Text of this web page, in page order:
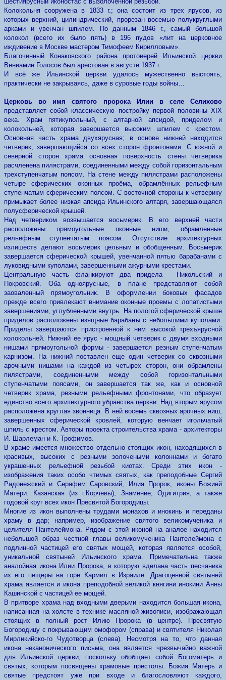
Колокольня сооружена в 1833 г.; она состоит из трех ярусов, из
которых верхний, цилиндрический, прорезан восемью полукруглыми
арками и увенчан шпилем. По данным 1846 г., самый большой
колокол (всего их было пять) в 196 пудов «лит на церковное
иждивение в Москве мастером Тимофеем Кирилловым».
Благочинный Конаковского района протоиерей Ильинской церкви
Вениамин Голосов был арестован в августе 1937 г.
И всё же Ильинской церкви удалось мужественно выстоять,
практически не закрываясь, даже в суровые годы войны…
Церковь во имя святого пророка Илии в селе Селихово
представляет собой классическую постройку первой половины XIX
века. Храм пятикупольный, с алтарной апсидой, приделом и
колокольней, которая завершается высоким шпилем с крестом.
Основная часть храма двухярусная; в основе нижней находится
четверик, завершающийся со всех сторон фронтонами. С южной и
северной сторон храма основная поверхность стены четверика
расчленена пилястрами, соединенными между собой горизонтальным
трехступенчатым поясом. На стене между пилястрами расположены
четыре сферических оконных проёма, обрамлённых рельефным
ступенчатым сферическим поясом. С восточной стороны к четверику
примыкает более низкая апсида Ильинского алтаря, завершающаяся
полусферической крышей.
Над четвериком возвышается восьмерик. В его верхней части
расположены прямоугольные оконные ниши, обрамленные
рельефным ступенчатым поясом. Отсутствие архитектурных
излишеств делают восьмерик цельным и обобщенным. Восьмерик
завершается сферической крышей, увенчанной пятью барабанами с
луковидными куполами, завершенными ажурными крестами.
Центральную часть фланкируют два придела - Никольский и
Покровский. Оба одноярусные, в плане представляют собой
заоваленный прямоугольник. В оформлении боковых фасадов
прежде всего привлекают внимание оконные проемы с лопатистыми
завершениями, углубленными внутрь. На пологой сферической крыше
приделов расположены изящные барабаны с небольшими куполами.
Приделы завершаются пристроенной к ним высокой трехъярусной
колокольней. Нижний ее ярус - мощный четверик с двумя входными
нишами прямоугольной формы - завершается резным ступенчатым
карнизом. На нижний поставлен еще один четверик со сквозными
арочными нишами на каждой из четырех сторон, они обрамлены
пилястрами, соединенными между собой горизонтальными
ступенчатыми поясами, он завершается так же, как и основной
четверик храма, резными рельефными фронтонами, что образует
единство всего архитектурного убранства церкви. Над вторым ярусом
расположена круглая звонница. В ней восемь сквозных арочных ниш,
завершенных сферической кровлей, которую венчает игольчатый
шпиль с крестом. Авторы проекта строительства храма - архитекторы
И. Шарлеман и К. Трофимов.
В храме имеется множество отдельно стоящих икон, находящихся в
красивых, высоких с резными золочеными колоннами и богато
украшенных рельефной резьбой киотах. Среди этих икон -
изображения таких особо чтимых святых, как преподобные Сергий
Радонежский и Серафим Саровский, Илия Пророк, иконы Божией
Матери: Казанская (из г.Корчевы), Знамение, Одигитрия, а также
годовой круг всех икон Пресвятой Богородицы.
Многие из икон выполнены трудами монахов и инокинь и переданы
храму в дар; например, изображение святого великомученика и
целителя Пантелеймона. Рядом с этой иконой на аналое находится
небольшой образ честной главы великомученика Пантелеймона с
подлинной частицей его святых мощей, которая является особой,
уникальной святыней Ильинского храма. Примечательна также
аналойная икона Илии Пророка, в которую вделана часть песчаника
из его пещеры на горе Кармил в Израиле. Драгоценной святыней
храма является и икона преподобной великой княгини инокини Анны
Кашинской с частицей ее мощей.
В притворе храма над входными дверьми находится большая икона,
написанная на холсте в технике масляной живописи, изображающая
стоящих в полный рост Илию Пророка (в центре). Пресвятую
Богородицу с покрывающим омофором (справа) и святителя Николая
Мирликийско-го Чудотворца (слева). Несмотря на то, что данная
икона неканонического письма, она является чрезвычайно важной
для Ильинской церкви, поскольку обобщает собой Богоматерь и
святых, которым посвящены храмовые престолы. Божия Матерь и
святые предстоят уже при входе и благословляют каждого,